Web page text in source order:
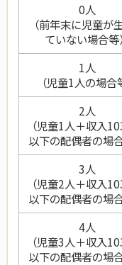
0人
（前年末に児童が
ていない場合等）
1人
（児童1人の場合
2人
（児童1人＋収入
以下の配偶者の場合
3人
（児童2人＋収入
以下の配偶者の場合
4人
（児童3人＋収入
以下の配偶者の場合